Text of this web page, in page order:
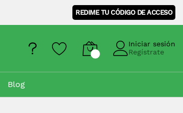
REDIME TU CÓDIGO DE ACCESO
Iniciar sesión
Regístrate
Blog